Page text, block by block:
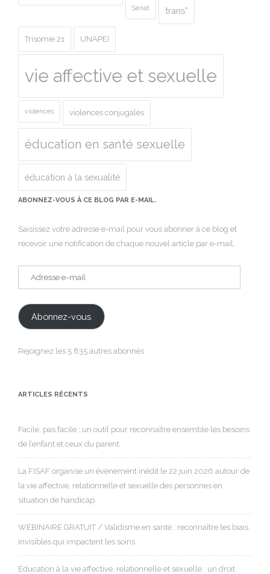
Sénat trans*
Trisomie 21 UNAPEI
vie affective et sexuelle
violences violences conjugales
éducation en santé sexuelle
éducation à la sexualité
ABONNEZ-VOUS À CE BLOG PAR E-MAIL.
Saisissez votre adresse e-mail pour vous abonner à ce blog et
recevoir une notification de chaque nouvel article par e-mail.
Adresse
e-
Abonnez-vous
Rejoignez les 5 835 autres abonnés
ARTICLES RÉCENTS
Facile, pas facile : un outil pour reconnaître ensemble les besoins
de l’enfant et ceux du parent
La FISAF organise un événement inédit le 22 juin 2026 autour de
la vie affective, relationnelle et sexuelle des personnes en
situation de handicap.
WEBINAIRE GRATUIT / Validisme en santé : reconnaître les biais
invisibles qui impactent les soins
Éducation à la vie affective, relationnelle et sexuelle : un droit